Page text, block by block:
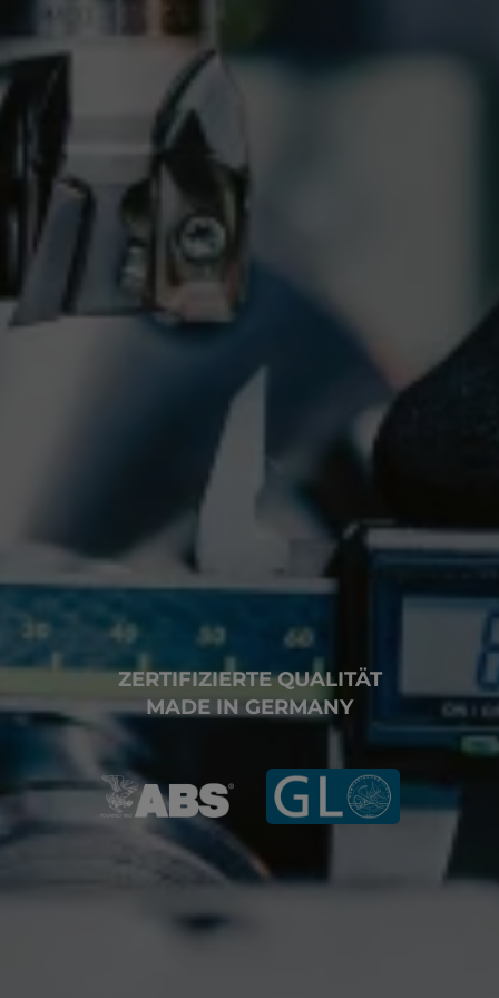
ZERTIFIZIERTE QUALITÄT
MADE IN GERMANY